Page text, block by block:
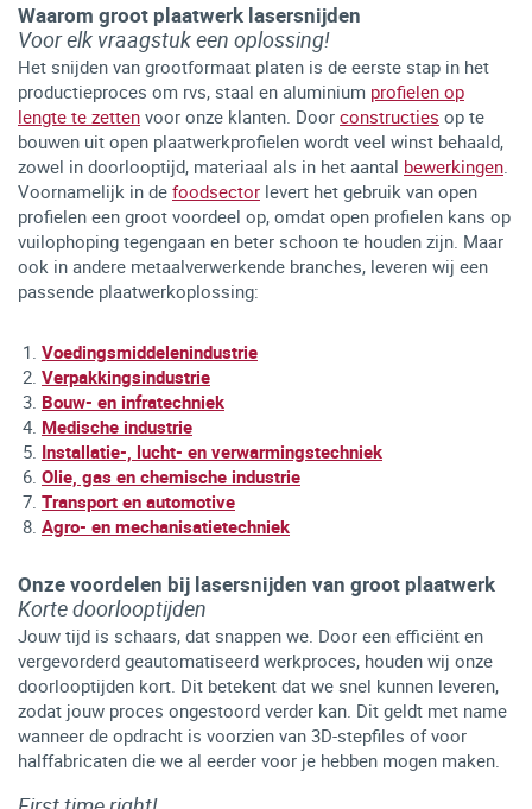
Waarom groot plaatwerk lasersnijden
Voor elk vraagstuk een oplossing!
Het snijden van grootformaat platen is de eerste stap in het
productieproces om rvs, staal en aluminium profielen op
lengte te zetten voor onze klanten. Door constructies op te
bouwen uit open plaatwerkprofielen wordt veel winst behaald,
zowel in doorlooptijd, materiaal als in het aantal bewerkingen
Voornamelijk in de foodsector levert het gebruik van open
profielen een groot voordeel op, omdat open profielen kans op
vuilophoping tegengaan en beter schoon te houden zijn. Maar
ook in andere metaalverwerkende branches, leveren wij een
passende plaatwerkoplossing:
Voedingsmiddelenindustrie
Verpakkingsindustrie
Bouw- en infratechniek
Medische industrie
Installatie-, lucht- en verwarmingstechniek
Olie, gas en chemische industrie
Transport en automotive
Agro- en mechanisatietechniek
Onze voordelen bij lasersnijden van groot plaatwerk
Korte doorlooptijden
Jouw tijd is schaars, dat snappen we. Door een efficiënt en
vergevorderd geautomatiseerd werkproces, houden wij onze
doorlooptijden kort. Dit betekent dat we snel kunnen leveren,
zodat jouw proces ongestoord verder kan. Dit geldt met name
wanneer de opdracht is voorzien van 3D-stepfiles of voor
halffabricaten die we al eerder voor je hebben mogen maken.